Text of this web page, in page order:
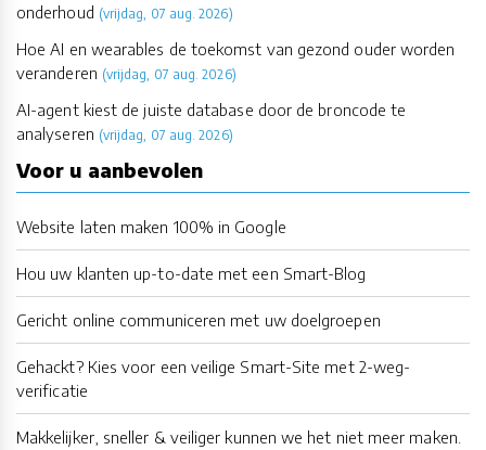
onderhoud (vrijdag, 07 aug. 2026)
Hoe AI en wearables de toekomst van gezond ouder worden
veranderen (vrijdag, 07 aug. 2026)
AI-agent kiest de juiste database door de broncode te
analyseren (vrijdag, 07 aug. 2026)
Voor u aanbevolen
Website laten maken 100% in Google
Hou uw klanten up-to-date met een Smart-Blog
Gericht online communiceren met uw doelgroepen
Gehackt? Kies voor een veilige Smart-Site met 2-weg-
verificatie
Makkelijker, sneller & veiliger kunnen we het niet meer maken.